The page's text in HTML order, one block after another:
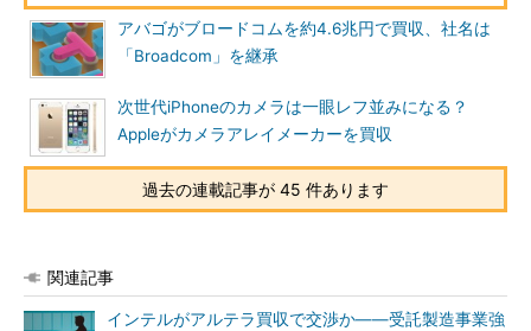
アバゴがブロードコムを約4.6兆円で買収、社名は
「Broadcom」を継承
次世代iPhoneのカメラは一眼レフ並みになる？
Appleがカメラアレイメーカーを買収
過去の連載記事が 45 件あります
関連記事
インテルがアルテラ買収で交渉か――受託製造事業強